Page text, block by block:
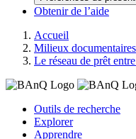
Obtenir de l’aide
Accueil
Milieux documentaires
Le réseau de prêt
Outils de recherche
Explorer
Apprendre